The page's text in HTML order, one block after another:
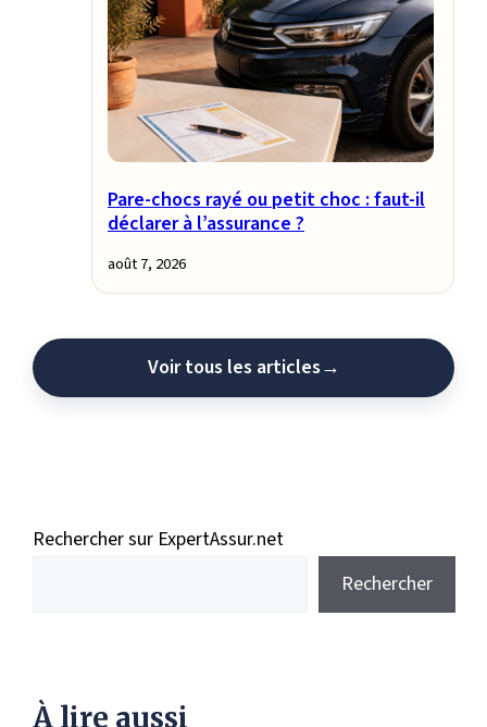
Pare-chocs rayé ou petit choc : faut-il
déclarer à l’assurance ?
août 7, 2026
Voir tous les articles→
Rechercher sur ExpertAssur.net
Rechercher
À lire aussi